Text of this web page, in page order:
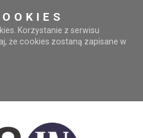
Korzystanie z serwisu
że cookies zostaną zapisane w